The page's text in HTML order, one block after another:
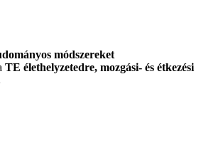
módszereket
TE élethelyzetedre, mozgási- és étkezési